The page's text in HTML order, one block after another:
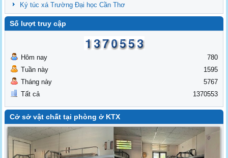
Ký túc xá Trường Đại học Cần Thơ
Số lượt truy cập
Hôm nay
Tuần này
Tháng này
Tất cả
780
1595
5767
1370553
Cở sở vật chất tại phòng ở KTX